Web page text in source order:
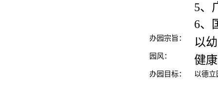
5、
6、
办园宗旨： 以
园风： 健
办园目标： 以德